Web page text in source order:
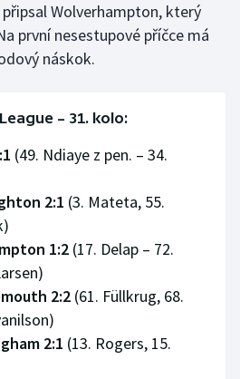
Wolverhampton, který
první nesestupové příčce má
náskok.
– 31. kolo:
(49. Ndiaye z pen. – 34.
2:1 (3. Mateta, 55.
1:2 (17. Delap – 72.
2:2 (61. Füllkrug, 68.
2:1 (13. Rogers, 15.